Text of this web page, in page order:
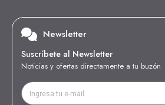
Newsletter
Suscríbete al Newsletter
Noticias y ofertas directamente a tu buzón